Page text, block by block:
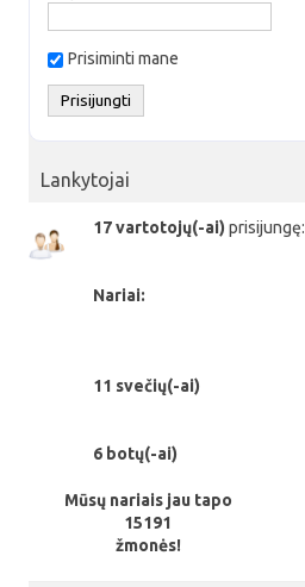
Prisiminti mane
Lankytojai
17 vartotojų(-ai) prisijungę:
Nariai:
11 svečių(-ai)
6 botų(-ai)
Mūsų nariais jau tapo
15191
žmonės!